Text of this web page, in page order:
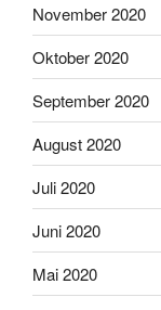
November 2020
Oktober 2020
September 2020
August 2020
Juli 2020
Juni 2020
Mai 2020